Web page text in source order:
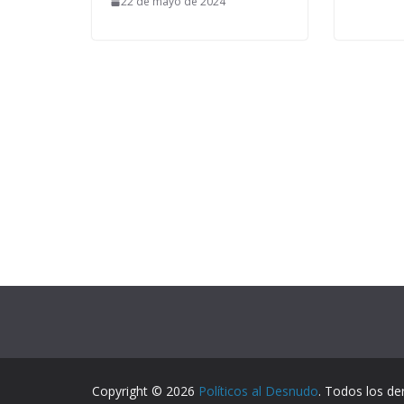
Copyright © 2026 Políticos al Desnudo. Todos los